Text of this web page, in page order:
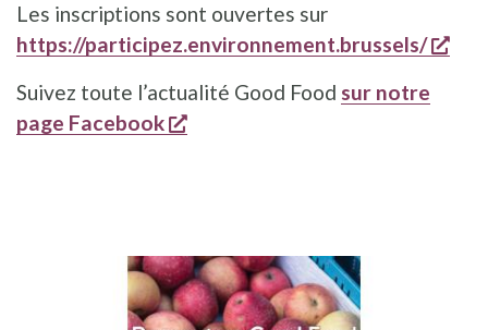
Les inscriptions sont ouvertes sur
https://participez.environnement.brussels/
Suivez toute l’actualité Good Food sur notre
page Facebook
s'ouvre dans une nouvelle
ILLUSTRATION